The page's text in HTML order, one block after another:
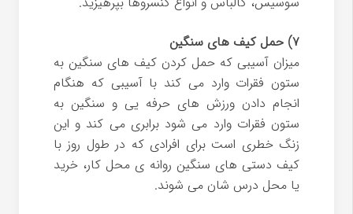
۷) حمل کیف های سنگین
میزان آسیبی که حمل کردن کیف های سنگین به
ستون فقرات وارد می کند با آسیبی که هنگام
انجام دادن ورزش های حرفه یی و سنگین به
ستون فقرات وارد می شود برابری می کند و این
زنگ خطری است برای افرادی که در طول روز با
کیف دستی های سنگین روانه ی محل کار، خرید
یا محل درس شان می شوند.